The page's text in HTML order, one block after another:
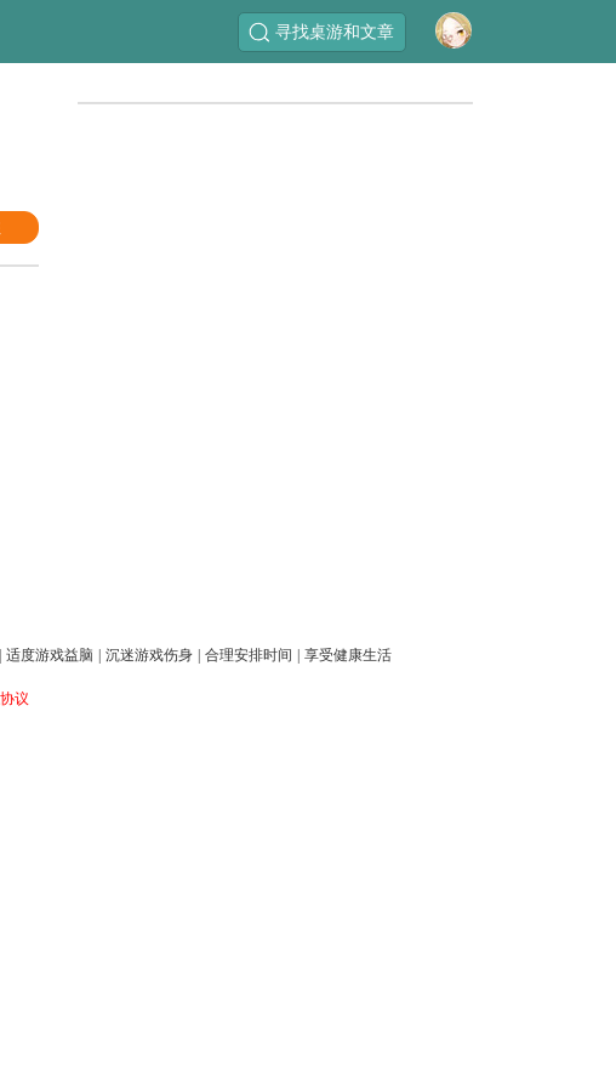
寻找桌游和文章
适度游戏益脑 沉迷游戏伤身 合理安排时间
享受健康生活
议